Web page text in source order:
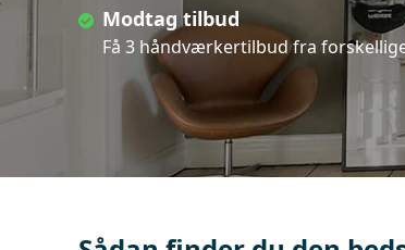
Modtag tilbud
Få 3 håndværkertilbud fra